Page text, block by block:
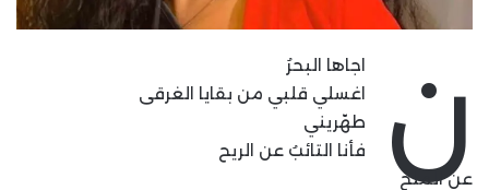
ن
اجاها البحرُ
اغسلي قلبي من بقايا الغرقى
طهّريني
فأنا التائبُ عن الريح
عن الملح